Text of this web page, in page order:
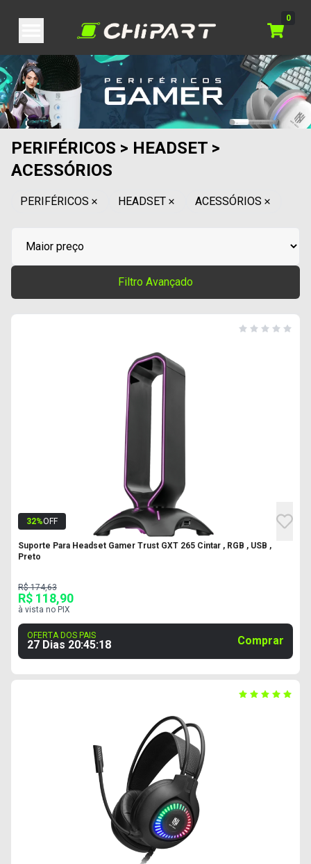
0
PERIFÉRICOS > HEADSET >
ACESSÓRIOS
PERIFÉRICOS HEADSET ACESSÓRIOS
Filtro Avançado
32%OFF
Suporte Para Headset Gamer Trust GXT 265 Cintar , RGB , USB ,
Preto
R$ 174,63
R$ 118,90
à vista no PIX
OFERTA DOS PAIS
27 Dias 20:45:18 Comprar